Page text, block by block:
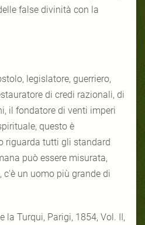
false divinità con la
legislatore, guerriero,
di credi razionali, di
il fondatore di venti imperi
questo è
riguarda tutti gli standard
può essere misurata,
c'è un uomo più grande di
la Turqui, Parigi, 1854, Vol. II,